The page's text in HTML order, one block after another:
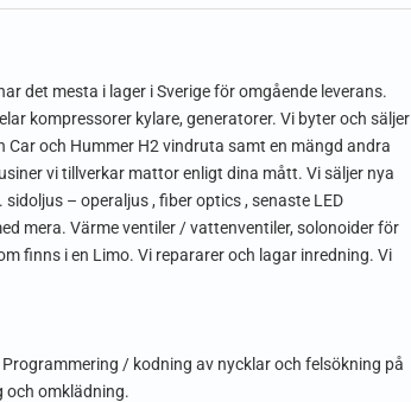
det mesta i lager i Sverige för omgående leverans.
kompressorer kylare, generatorer. Vi byter och säljer
och Hummer H2 vindruta samt en mängd andra
vi tillverkar mattor enligt dina mått. Vi säljer nya
– operaljus , fiber optics , senaste LED
mera. Värme ventiler / vattenventiler, solonoider för
finns i en Limo. Vi repararer och lagar inredning. Vi
/ kodning av nycklar och felsökning på
och omklädning.